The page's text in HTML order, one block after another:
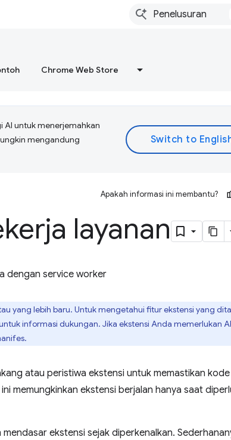
Chrome Web Store
untuk menerjemahkan
mengandung
Apakah informasi ini membantu?
layanan
dengan service worker
yang lebih baru. Untuk mengetahui fitur ekstensi yang
informasi dukungan. Jika ekstensi Anda memerlukan
atau peristiwa ekstensi untuk memastikan
memungkinkan ekstensi berjalan hanya saat
ekstensi sejak diperkenalkan.